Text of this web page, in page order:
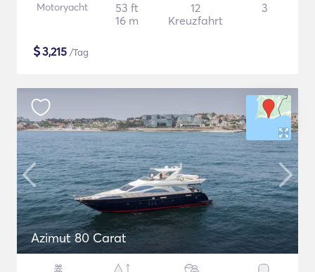
Motoryacht
53 ft
16 m
12
Kreuzfahrt
3
$3,215 /Tag
Azimut 80 Carat